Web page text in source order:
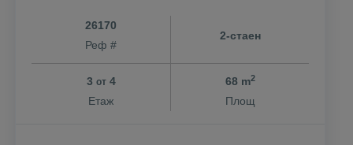
26170
Реф #
2-стаен
3 от4
Етаж
68 m2
Площ